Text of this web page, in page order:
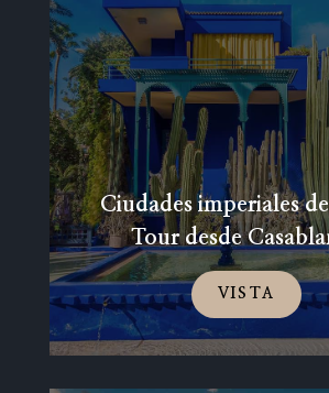
Ciudades imperiales
Tour desde
VISTA